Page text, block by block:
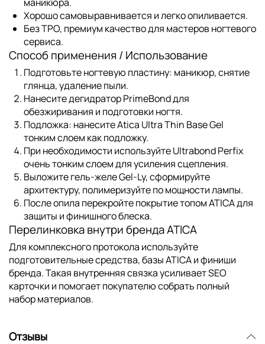
Хорошо самовыравнивается и легко опиливается.
Без TPO, премиум качество для мастеров ногтевого
сервиса.
Способ применения / Использование
Подготовьте ногтевую пластину: маникюр, снятие
глянца, удаление пыли.
Нанеситедегидратор PrimeBondдля
обезжиривания и подготовки ногтя.
Подложка: нанеситеAtica Ultra Thin Base Gel
тонким слоем как подложку.
При необходимости используйтеUltrabond Perfix
очень тонким слоем для усиления сцепления.
Выложитегель-желе Gel-Ly, сформируйте
архитектуру, полимеризуйте по мощности лампы.
После опила перекройте покрытиетопом ATICAдля
защиты и финишного блеска.
Перелинковка внутри бренда ATICA
Для комплексного протокола используйте
подготовительные средства,базы ATICAи финиши
бренда. Такая внутренняя связка усиливает SEO
карточки и помогает покупателю собрать полный
набор материалов.
Отзывы